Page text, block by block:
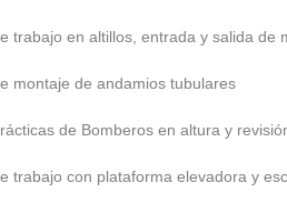
en altillos, entrada y salida de
de andamios tubulares
de Bomberos en altura y
con plataforma elevadora y